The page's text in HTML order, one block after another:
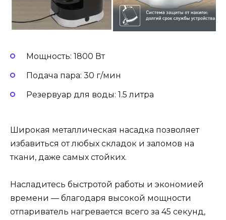
Мощность: 1800 Вт
Подача пара: 30 г/мин
Резервуар для воды: 1.5 литра
Широкая металлическая насадка позволяет
избавиться от любых складок и заломов на
ткани, даже самых стойких.
Насладитесь быстротой работы и экономией
времени — благодаря высокой мощности
отпариватель нагревается всего за 45 секунд,